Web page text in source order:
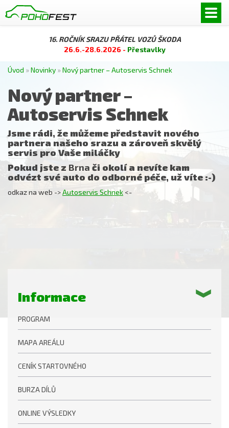
16. ROČNÍK SRAZU PŘÁTEL VOZŮ ŠKODA
26.6.-28.6.2026 - Přestavlky
Úvod »Novinky »Nový partner – Autoservis Schnek
Nový partner –
Autoservis Schnek
Jsme rádi, že můžeme představit nového
partnera našeho srazu a zároveň skvělý
servis pro Vaše miláčky
Pokud jste z Brna či okolí a nevíte kam
odvézt své auto do odborné péče, už víte :-)
odkaz na web ->Autoservis Schnek <-
Informace
PROGRAM
MAPA AREÁLU
CENÍK STARTOVNÉHO
BURZA DÍLŮ
ONLINE VÝSLEDKY